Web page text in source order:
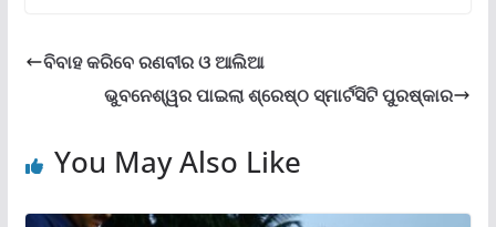
ବିବାହ କରିବେ ରଣବୀର ଓ ଆଲିଆ
ଭୁବନେଶ୍ୱର ପାଇଲା ଶ୍ରେଷ୍ଠ ସ୍ମାର୍ଟସିଟି ପୁରଷ୍କାର
You May Also Like